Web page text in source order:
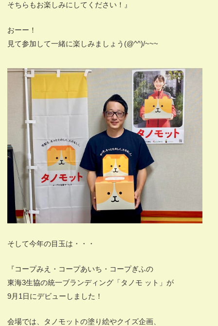
そちらもお楽しみにしてください！』
おーー！
見て参加して一緒に楽しみましょう(@^^)/~~~
そして今年の目玉は・・・
『コープみえ・コープあいち・コープぎふの
東海3生協の統一ブランディング「タノモ ット」が
9月1日にデビューしました！
会場では、タノモットの塗り絵やクイズ企画、